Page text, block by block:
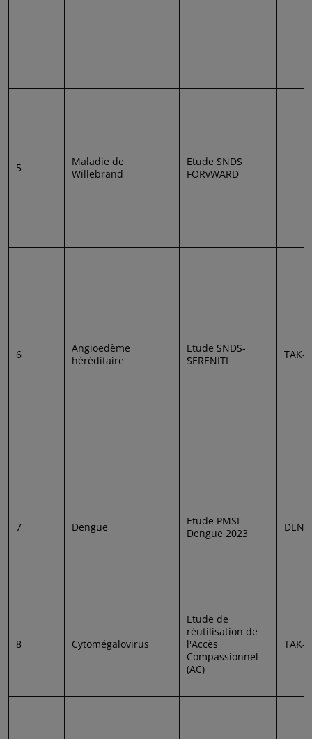
5
Maladie de
Willebrand
Etude SNDS
FORvWARD
6
Angioedème
héréditaire
Etude SNDS-
SERENITI
TAK-
7 Dengue
Etude PMSI
Dengue 2023
DEN-
8 Cytomégalovirus
Etude de
réutilisation de
l'Accès
Compassionnel
(AC)
TAK-